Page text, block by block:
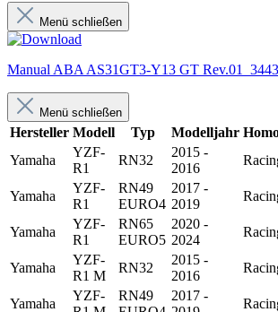
Menü schließen
Manual ABA AS31GT3-Y13 GT
Menü schließen
Hersteller Modell Typ Modelljahr
Yamaha
YZF-
R1
RN32
2015 -
2016
Yamaha
YZF-
R1
RN49
EURO4
2017 -
2019
Yamaha
YZF-
R1
RN65
EURO5
2020 -
2024
Yamaha
YZF-
R1 M
RN32
2015 -
2016
Yamaha
YZF-
RN49
2017 -